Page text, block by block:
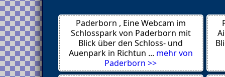
3 Valley Gap
Revelstoke
Fort St John
Nanaimo, Vancouver Island
Vancouver Island
Abbotsford
Smithers
Paderborn , Eine Webcam im
Schlosspark von Paderborn mit
Blick über den Schloss- und
Auenpark in Richtun ... mehr von
Paderborn >>